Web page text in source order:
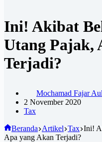
Ini! Akibat
Utang Pajak,
Terjadi?
Mochamad Fajar
2 November 2020
Tax
Beranda Artikel Tax Ini!
Apa yang Akan Terjadi?